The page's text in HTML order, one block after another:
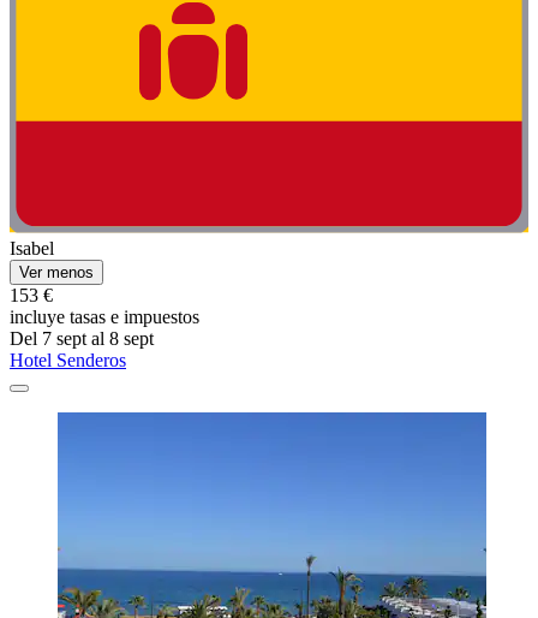
Isabel
Ver menos
153 €
incluye tasas e impuestos
Del 7 sept al 8 sept
Hotel Senderos